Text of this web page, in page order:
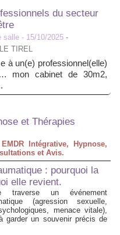
du secteur
salle - 15/10/2025 -
TIREL
à un(e) professionnel(elle)
mon cabinet de 30m2,
et Thérapies
Intégrative, Hypnose,
et Avis.
: pourquoi la
elle revient.
traverse un événement
(agression sexuelle,
menace vitale),
garder un souvenir précis de